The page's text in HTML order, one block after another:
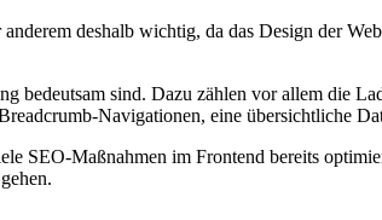
deshalb wichtig, da das Design der
sind. Dazu zählen vor allem die
Navigationen, eine übersichtliche
SEO-Maßnahmen im Frontend bereits